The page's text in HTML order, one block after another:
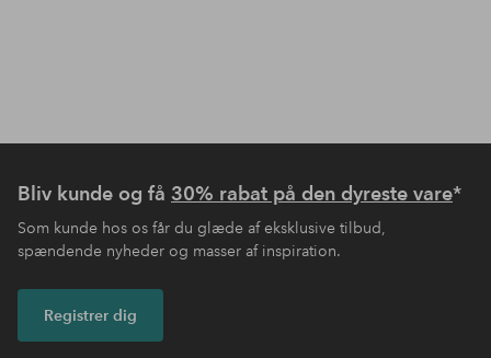
Bliv kunde og få 30% rabat på den dyreste vare*
Som kunde hos os får du glæde af eksklusive tilbud,
spændende nyheder og masser af inspiration.
Registrer dig